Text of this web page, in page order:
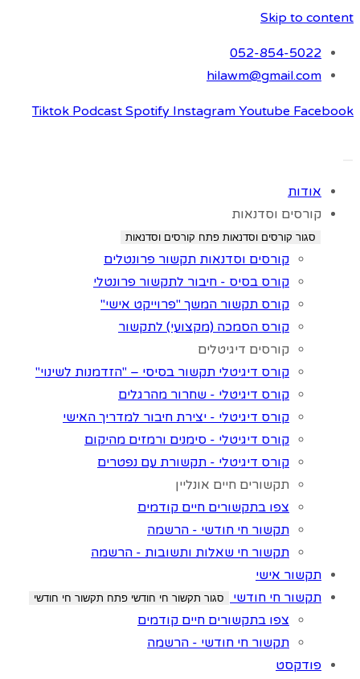
Skip to content
052-854-5022
hilawm@gmail.com
Tiktok Podcast Spotify Instagram Youtube Facebook
אודות
קורסים וסדנאות
סגור קורסים וסדנאות פתח קורסים וסדנאות
קורסים וסדנאות תקשור פרונטלים
קורס בסיס - חיבור לתקשור פרונטלי
קורס תקשור המשך "פרוייקט אישי"
קורס הסמכה (מקצועי) לתקשור
קורסים דיגיטלים
קורס דיגיטלי תקשור בסיסי – "הזדמנות לשינוי"
קורס דיגיטלי - שחרור מהרגלים
קורס דיגיטלי - יצירת חיבור למדריך האישי
קורס דיגיטלי - סימנים ורמזים מהיקום
קורס דיגיטלי - תקשורת עם נפטרים
תקשורים חיים אונליין
צפו בתקשורים חיים קודמים
תקשור חי חודשי - הרשמה
תקשור חי שאלות ותשובות - הרשמה
תקשור אישי
תקשור חי חודשי
סגור תקשור חי חודשי פתח תקשור חי חודשי
צפו בתקשורים חיים קודמים
תקשור חי חודשי - הרשמה
פודקסט